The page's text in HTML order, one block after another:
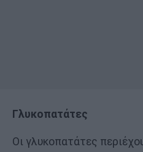
Γλυκοπατάτες
Οι γλυκοπατάτες